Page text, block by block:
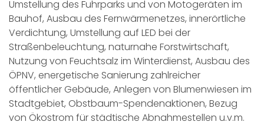
Umstellung des Fuhrparks und von Motogeräten im
Bauhof, Ausbau des Fernwärmenetzes, innerörtliche
Verdichtung, Umstellung auf LED bei der
Straßenbeleuchtung, naturnahe Forstwirtschaft,
Nutzung von Feuchtsalz im Winterdienst, Ausbau des
ÖPNV, energetische Sanierung zahlreicher
öffentlicher Gebäude, Anlegen von Blumenwiesen im
Stadtgebiet, Obstbaum-Spendenaktionen, Bezug
von Ökostrom für städtische Abnahmestellen u.v.m.